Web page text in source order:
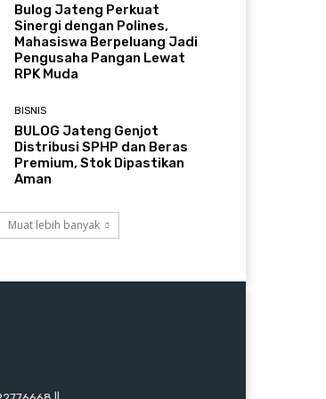
Bulog Jateng Perkuat
Sinergi dengan Polines,
Mahasiswa Berpeluang Jadi
Pengusaha Pangan Lewat
RPK Muda
BISNIS
BULOG Jateng Genjot
Distribusi SPHP dan Beras
Premium, Stok Dipastikan
Aman
Muat lebih banyak